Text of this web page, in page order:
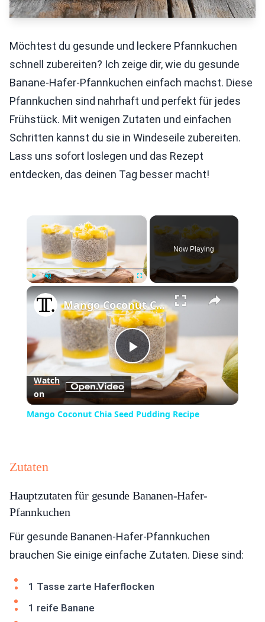
Möchtest du gesunde und leckere Pfannkuchen
schnell zubereiten? Ich zeige dir, wie du gesunde
Banane-Hafer-Pfannkuchen einfach machst. Diese
Pfannkuchen sind nahrhaft und perfekt für jedes
Frühstück. Mit wenigen Zutaten und einfachen
Schritten kannst du sie in Windeseile zubereiten.
Lass uns sofort loslegen und das Rezept
entdecken, das deinen Tag besser macht!
×
Now Playing
×
Play
Video
Mango Coconut Chia Seed Pudding Recipe
Watch
on
Mango Coconut Chia Seed Pudding Recipe
Zutaten
Hauptzutaten für gesunde Bananen-Hafer-
Pfannkuchen
Für gesunde Bananen-Hafer-Pfannkuchen
brauchen Sie einige einfache Zutaten. Diese sind:
1 Tasse zarte Haferflocken
1 reife Banane